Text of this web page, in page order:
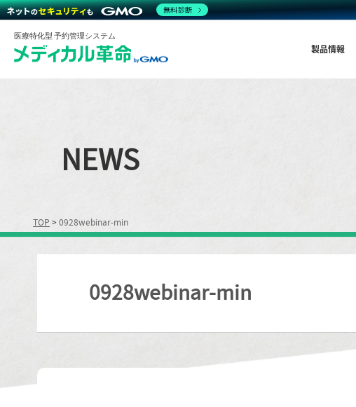
医療特化型 予約管理システム
製品情報
NEWS
TOP > 0928webinar-min
0928webinar-min
無料診断